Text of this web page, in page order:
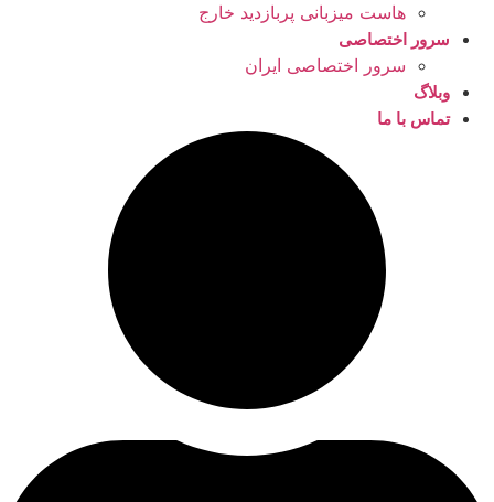
هاست میزبانی پربازدید خارج
سرور اختصاصی
سرور اختصاصی ایران
وبلاگ
تماس با ما